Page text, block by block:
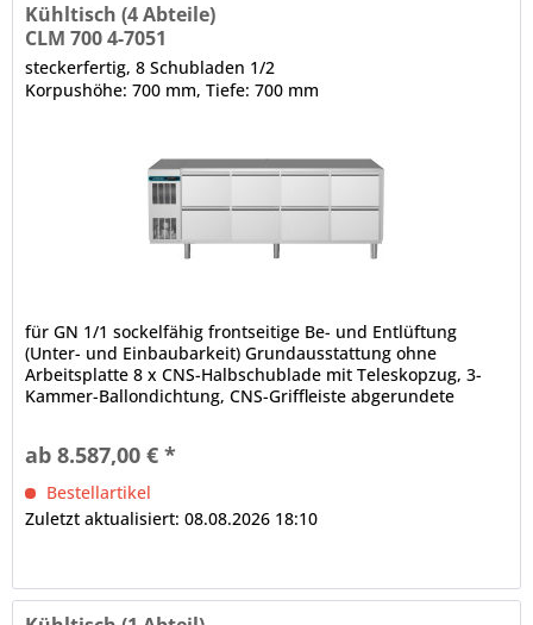
Kühltisch (4 Abteile)
CLM 700 4-7051
steckerfertig, 8 Schubladen 1/2
Korpushöhe: 700 mm, Tiefe: 700 mm
für GN 1/1 sockelfähig frontseitige Be- und Entlüftung
(Unter- und Einbaubarkeit) Grundausstattung ohne
Arbeitsplatte 8 x CNS-Halbschublade mit Teleskopzug, 3-
Kammer-Ballondichtung, CNS-Griffleiste abgerundete
Ein-/Aus-Schalter, HACCP-Kontrollfunktion,...
ab 8.587,00 € *
Bestellartikel
Zuletzt aktualisiert: 08.08.2026 18:10